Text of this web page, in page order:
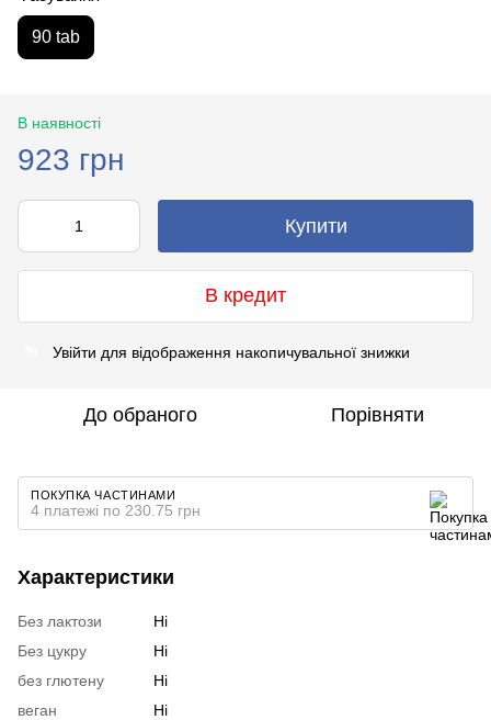
90 tab
В наявності
923 грн
Купити
В кредит
Увійти для відображення накопичувальної знижки
До обраного Порівняти
ПОКУПКА ЧАСТИНАМИ
4 платежі по 230.75 грн
Характеристики
Без лактози
Ні
Без цукру
Ні
без глютену
Ні
веган
Ні